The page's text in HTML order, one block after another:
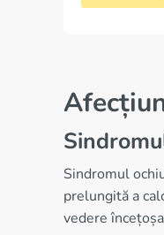
Sindromul
prelungită a
vedere